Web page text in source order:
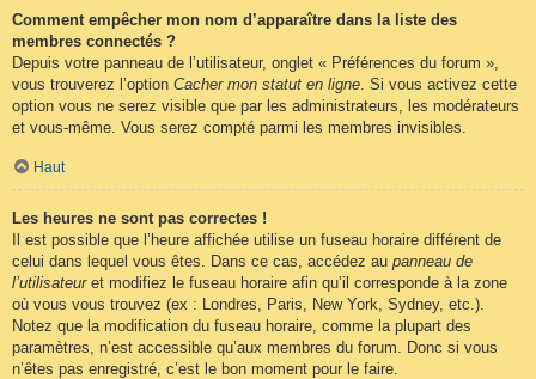
Comment empêcher mon nom d’apparaître dans la liste des
membres connectés ?
Depuis votre panneau de l’utilisateur, onglet « Préférences du forum »,
vous trouverez l’option Cacher mon statut en ligne . Si vous activez cette
option vous ne serez visible que par les administrateurs, les modérateurs
et vous-même. Vous serez compté parmi les membres invisibles.
Haut
Les heures ne sont pas correctes !
Il est possible que l’heure affichée utilise un fuseau horaire différent de
celui dans lequel vous êtes. Dans ce cas, accédez au panneau de
l’utilisateuret modifiez le fuseau horaire afin qu’il corresponde à la zone
où vous vous trouvez (ex : Londres, Paris, New York, Sydney, etc.).
Notez que la modification du fuseau horaire, comme la plupart des
paramètres, n’est accessible qu’aux membres du forum. Donc si vous
n’êtes pas enregistré, c’est le bon moment pour le faire.